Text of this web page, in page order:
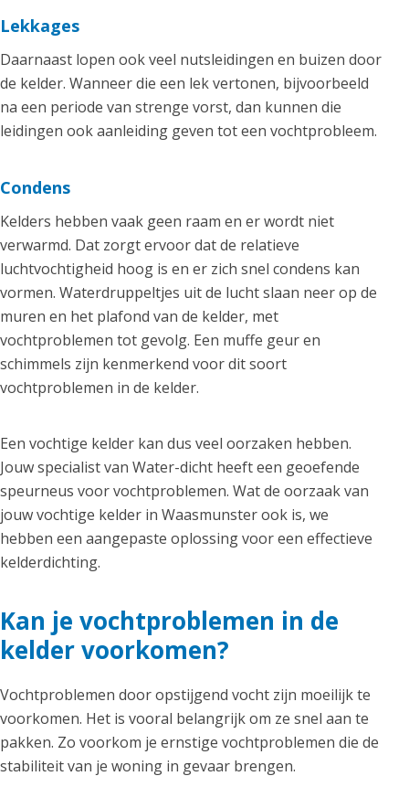
Lekkages
Daarnaast lopen ook veel nutsleidingen en buizen door
de kelder. Wanneer die een lek vertonen, bijvoorbeeld
na een periode van strenge vorst, dan kunnen die
leidingen ook aanleiding geven tot een vochtprobleem.
Condens
Kelders hebben vaak geen raam en er wordt niet
verwarmd. Dat zorgt ervoor dat de relatieve
luchtvochtigheid hoog is en er zich snel condens kan
vormen. Waterdruppeltjes uit de lucht slaan neer op de
muren en het plafond van de kelder, met
vochtproblemen tot gevolg. Een muffe geur en
schimmels zijn kenmerkend voor dit soort
vochtproblemen in de kelder.
Een vochtige kelder kan dus veel oorzaken hebben.
Jouw specialist van Water-dicht heeft een geoefende
speurneus voor vochtproblemen. Wat de oorzaak van
jouw vochtige kelder in Waasmunster ook is, we
hebben een aangepaste oplossing voor een effectieve
kelderdichting.
Kan je vochtproblemen in de
kelder voorkomen?
Vochtproblemen door opstijgend vocht zijn moeilijk te
voorkomen. Het is vooral belangrijk om ze snel aan te
pakken. Zo voorkom je ernstige vochtproblemen die de
stabiliteit van je woning in gevaar brengen.